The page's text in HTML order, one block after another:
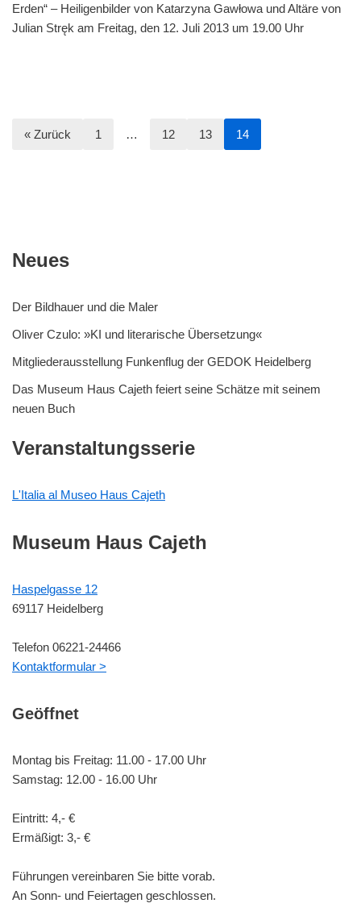
Erden“ – Heiligenbilder von Katarzyna Gawłowa und Altäre von
Julian Stręk am Freitag, den 12. Juli 2013 um 19.00 Uhr
« Zurück 1 … 12 13 14
Neues
Der Bildhauer und die Maler
Oliver Czulo: »KI und literarische Übersetzung«
Mitgliederausstellung Funkenflug der GEDOK Heidelberg
Das Museum Haus Cajeth feiert seine Schätze mit seinem
neuen Buch
Veranstaltungsserie
L'Italia al Museo Haus Cajeth
Museum Haus Cajeth
Haspelgasse 12
69117 Heidelberg
Telefon 06221-24466
Kontaktformular >
Geöffnet
Montag bis Freitag: 11.00 - 17.00 Uhr
Samstag: 12.00 - 16.00 Uhr
Eintritt: 4,- €
Ermäßigt: 3,- €
Führungen vereinbaren Sie bitte vorab.
An Sonn- und Feiertagen geschlossen.